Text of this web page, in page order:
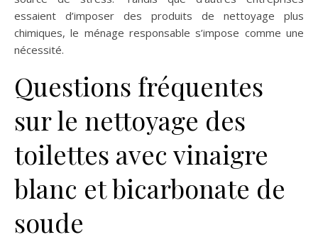
essaient d’imposer des produits de nettoyage plus
chimiques, le ménage responsable s’impose comme une
nécessité.
Questions fréquentes
sur le nettoyage des
toilettes avec vinaigre
blanc et bicarbonate de
soude